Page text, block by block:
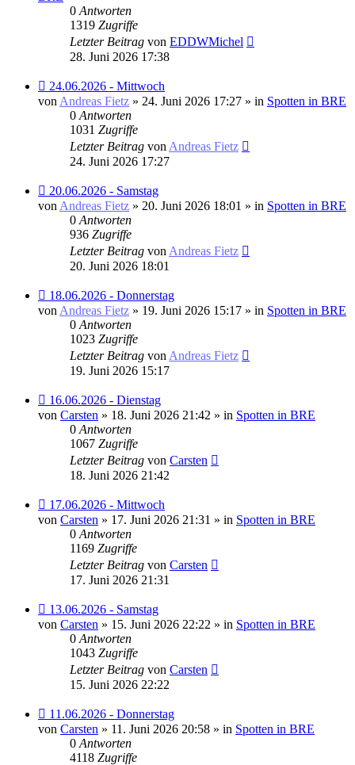
0 Antworten
1319 Zugriffe
Letzter Beitrag von EDDWMichel
28. Juni 2026 17:38
Neuer
Beitrag
24.06.2026 - Mittwoch
von Andreas Fietz » 24. Juni 2026 17:27 » in Spotten in BRE
0 Antworten
1031 Zugriffe
Letzter Beitrag von Andreas Fietz
24. Juni 2026 17:27
Neuer
Beitrag
20.06.2026 - Samstag
von Andreas Fietz » 20. Juni 2026 18:01 » in Spotten in BRE
0 Antworten
936 Zugriffe
Letzter Beitrag von Andreas Fietz
20. Juni 2026 18:01
Neuer
Beitrag
18.06.2026 - Donnerstag
von Andreas Fietz » 19. Juni 2026 15:17 » in Spotten in BRE
0 Antworten
1023 Zugriffe
Letzter Beitrag von Andreas Fietz
19. Juni 2026 15:17
Neuer
Beitrag
16.06.2026 - Dienstag
von Carsten » 18. Juni 2026 21:42 » in Spotten in BRE
0 Antworten
1067 Zugriffe
Letzter Beitrag von Carsten
18. Juni 2026 21:42
Neuer
Beitrag
17.06.2026 - Mittwoch
von Carsten » 17. Juni 2026 21:31 » in Spotten in BRE
0 Antworten
1169 Zugriffe
Letzter Beitrag von Carsten
17. Juni 2026 21:31
Neuer
Beitrag
13.06.2026 - Samstag
von Carsten » 15. Juni 2026 22:22 » in Spotten in BRE
0 Antworten
1043 Zugriffe
Letzter Beitrag von Carsten
15. Juni 2026 22:22
Neuer
Beitrag
11.06.2026 - Donnerstag
von Carsten » 11. Juni 2026 20:58 » in Spotten in BRE
0 Antworten
4118 Zugriffe